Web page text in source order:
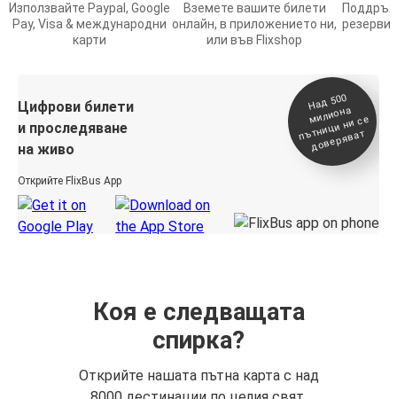
Използвайте Paypal, Google
Pay, Visa & международни
карти
Вземете вашите билети
онлайн, в приложението ни,
или във Flixshop
Цифрови билети
и проследяване
на живо
Открийте FlixBus App
На
д 500
милиона
п
ътници ни се
доверяват
Коя е следващата
спирка?
Открийте нашата пътна карта с над